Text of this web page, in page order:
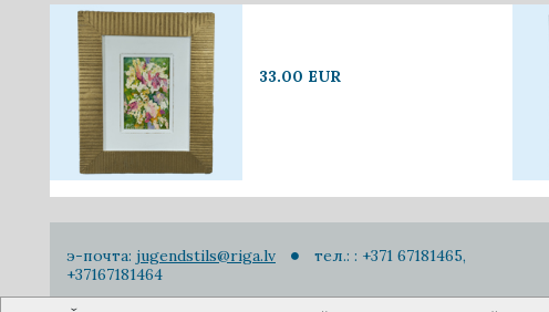
33.00 EUR
э-почта: jugendstils@riga.lv
тел.: : +371 67181465,
+37167181464